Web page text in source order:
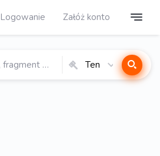
Logowanie Załóż konto
Ten